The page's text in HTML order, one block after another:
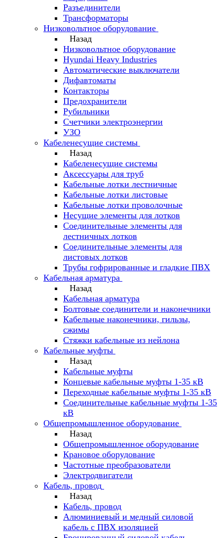
Разъединители
Трансформаторы
Низковольтное оборудование
Назад
Низковольтное оборудование
Hyundai Heavy Industries
Автоматические выключатели
Дифавтоматы
Контакторы
Предохранители
Рубильники
Счетчики электроэнергии
УЗО
Кабеленесущие системы
Назад
Кабеленесущие системы
Аксессуары для труб
Кабельные лотки лестничные
Кабельные лотки листовые
Кабельные лотки проволочные
Несущие элементы для лотков
Соединительные элементы для
лестничных лотков
Соединительные элементы для
листовых лотков
Трубы гофрированные и гладкие ПВХ
Кабельная арматура
Назад
Кабельная арматура
Болтовые соединители и наконечники
Кабельные наконечники, гильзы,
сжимы
Стяжки кабельные из нейлона
Кабельные муфты
Назад
Кабельные муфты
Концевые кабельные муфты 1-35 кВ
Переходные кабельные муфты 1-35 кВ
Соединительные кабельные муфты 1-35
кВ
Общепромышленное оборудование
Назад
Общепромышленное оборудование
Крановое оборудование
Частотные преобразователи
Электродвигатели
Кабель, провод
Назад
Кабель, провод
Алюминиевый и медный силовой
кабель с ПВХ изоляцией